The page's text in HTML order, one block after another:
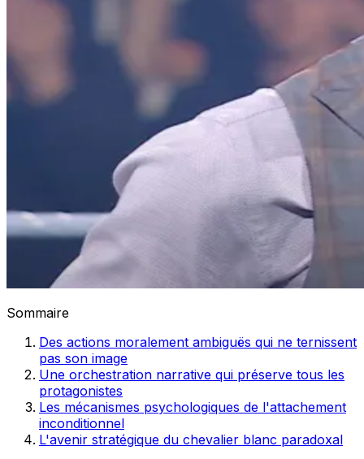
Sommaire
Des actions moralement ambiguës qui ne ternissent
pas son image
Une orchestration narrative qui préserve tous les
protagonistes
Les mécanismes psychologiques de l'attachement
inconditionnel
L'avenir stratégique du chevalier blanc paradoxal